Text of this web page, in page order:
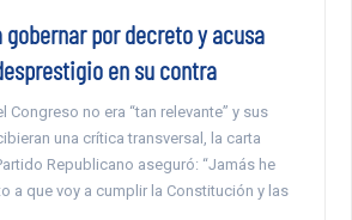
por decreto y acusa
en su contra
Congreso no era “tan relevante” y sus
una crítica transversal, la carta
Republicano aseguró: “Jamás he
a que voy a cumplir la Constitución y las